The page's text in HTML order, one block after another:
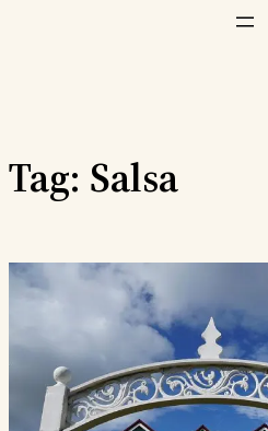
Tag: Salsa